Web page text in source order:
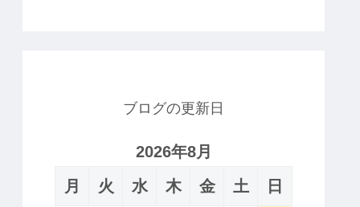
ブログの更新日
2026年8月
月
火 水 木 金 土
日